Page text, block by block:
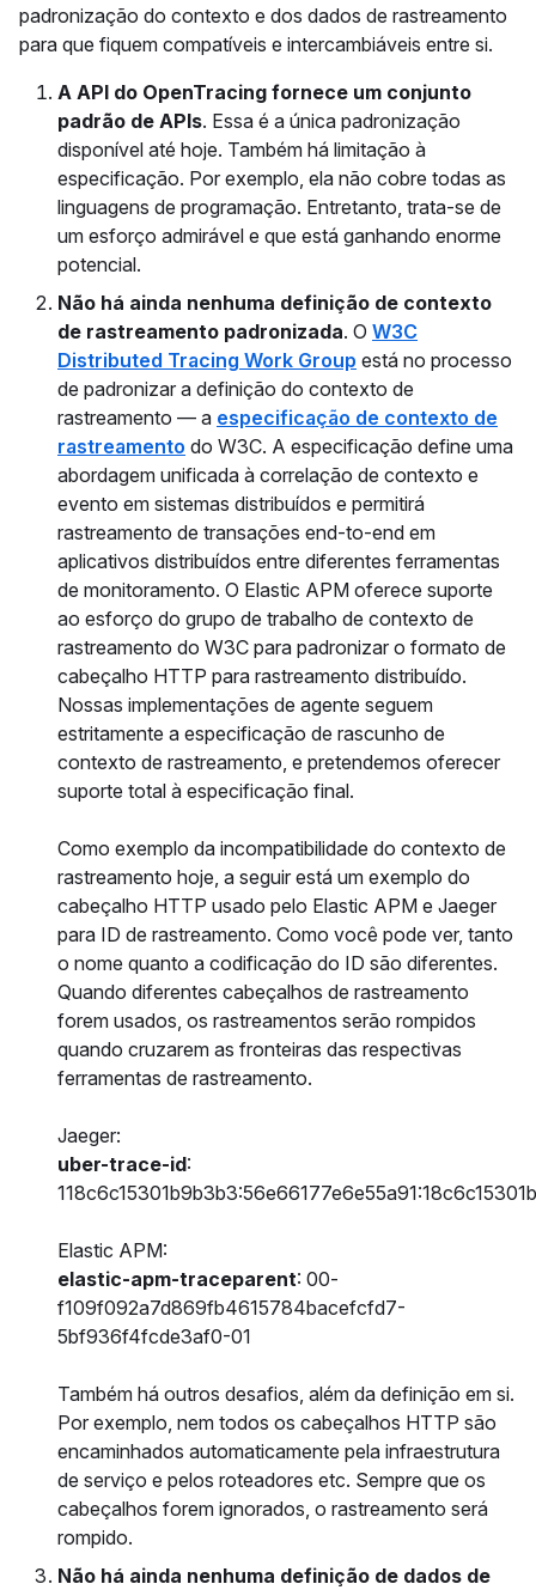
padronização do contexto e dos dados de rastreamento
para que fiquem compatíveis e intercambiáveis entre si.
A API do OpenTracing fornece um conjunto
padrão de APIs. Essa é a única padronização
disponível até hoje. Também há limitação à
especificação. Por exemplo, ela não cobre todas as
linguagens de programação. Entretanto, trata-se de
um esforço admirável e que está ganhando enorme
potencial.
Não há ainda nenhuma definição de contexto
de rastreamento padronizada. O W3C
Distributed Tracing Work Group está no processo
de padronizar a definição do contexto de
rastreamento — a especificação de contexto de
rastreamento do W3C. A especificação define uma
abordagem unificada à correlação de contexto e
evento em sistemas distribuídos e permitirá
rastreamento de transações end-to-end em
aplicativos distribuídos entre diferentes ferramentas
de monitoramento. O Elastic APM oferece suporte
ao esforço do grupo de trabalho de contexto de
rastreamento do W3C para padronizar o formato de
cabeçalho HTTP para rastreamento distribuído.
Nossas implementações de agente seguem
estritamente a especificação de rascunho de
contexto de rastreamento, e pretendemos oferecer
suporte total à especificação final.
Como exemplo da incompatibilidade do contexto de
rastreamento hoje, a seguir está um exemplo do
cabeçalho HTTP usado pelo Elastic APM e Jaeger
para ID de rastreamento. Como você pode ver, tanto
o nome quanto a codificação do ID são diferentes.
Quando diferentes cabeçalhos de rastreamento
forem usados, os rastreamentos serão rompidos
quando cruzarem as fronteiras das respectivas
ferramentas de rastreamento.
Jaeger:
uber-trace-id:
Elastic APM:
elastic-apm-traceparent: 00-
f109f092a7d869fb4615784bacefcfd7-
5bf936f4fcde3af0-01
Também há outros desafios, além da definição em si.
Por exemplo, nem todos os cabeçalhos HTTP são
encaminhados automaticamente pela infraestrutura
de serviço e pelos roteadores etc. Sempre que os
cabeçalhos forem ignorados, o rastreamento será
rompido.
Não há ainda nenhuma definição de dados de